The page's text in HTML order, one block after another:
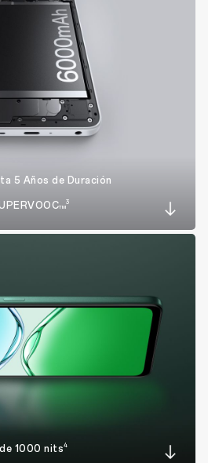
5 Años de Duración
TM
3
1000 nits4